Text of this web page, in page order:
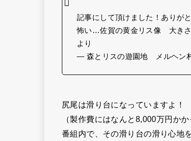
記事にして頂けました！ありが
怖い…佐賀の黄金リス像 大き
より
— 森とリスの遊園地 メルヘン
尻尾は滑り台になっていますよ！
（製作費にはなんと8,000万円かか
番組内で、その滑り台の滑り心地